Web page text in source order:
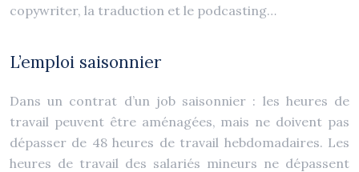
copywriter, la traduction et le podcasting…
L’emploi saisonnier
Dans un contrat d’un job saisonnier : les heures de
travail peuvent être aménagées, mais ne doivent pas
dépasser de 48 heures de travail hebdomadaires. Les
heures de travail des salariés mineurs ne dépassent